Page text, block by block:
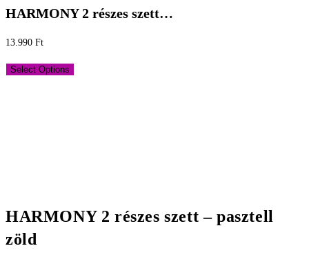
HARMONY 2 részes szett…
13.990 Ft
Select Options
HARMONY 2 részes szett – pasztell
zöld